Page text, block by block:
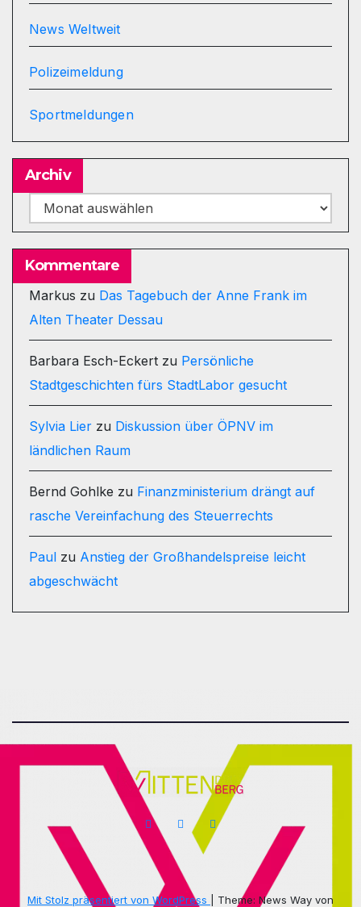
News Weltweit
Polizeimeldung
Sportmeldungen
Archiv
Archiv
Kommentare
Markus zu Das Tagebuch der Anne Frank im
Alten Theater Dessau
Barbara Esch-Eckert zu Persönliche
Stadtgeschichten fürs StadtLabor gesucht
Sylvia Lier zu Diskussion über ÖPNV im
ländlichen Raum
Bernd Gohlke zu Finanzministerium drängt auf
rasche Vereinfachung des Steuerrechts
Paul zu Anstieg der Großhandelspreise leicht
abgeschwächt
Mit Stolz präsentiert von WordPress Theme: News Way von